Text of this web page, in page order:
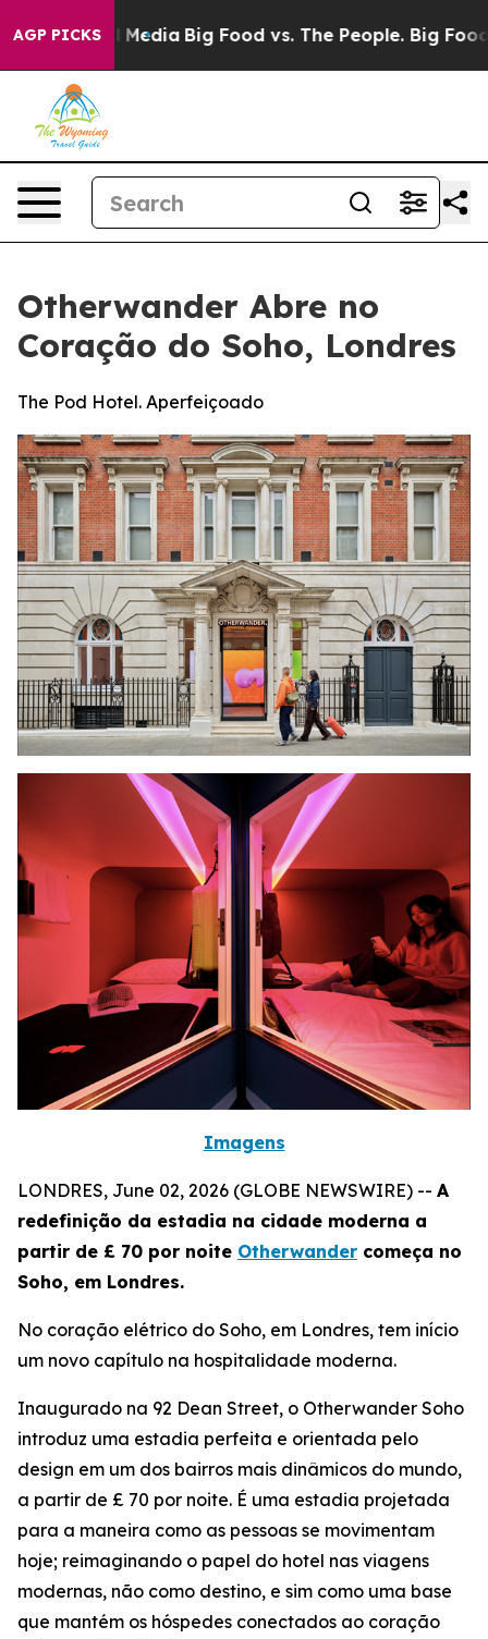
AGP PICKS
Media Big Food vs. The People. Big Food’s
Otherwander Abre no
Coração do Soho, Londres
The Pod Hotel. Aperfeiçoado
Imagens
LONDRES, June 02, 2026 (GLOBE NEWSWIRE) -- A
redefinição da estadia na cidade moderna a
partir de £ 70 por noite Otherwander começa no
Soho, em Londres.
No coração elétrico do Soho, em Londres, tem início
um novo capítulo na hospitalidade moderna.
Inaugurado na 92 Dean Street, o Otherwander Soho
introduz uma estadia perfeita e orientada pelo
design em um dos bairros mais dinâmicos do mundo,
a partir de £ 70 por noite. É uma estadia projetada
para a maneira como as pessoas se movimentam
hoje; reimaginando o papel do hotel nas viagens
modernas, não como destino, e sim como uma base
que mantém os hóspedes conectados ao coração